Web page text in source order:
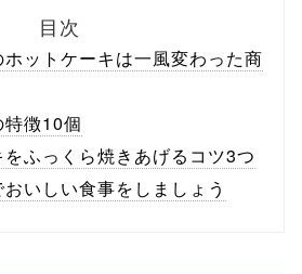
目次
ットケーキは一風変わった商
徴10個
ふっくら焼きあげるコツ3つ
いしい食事をしましょう